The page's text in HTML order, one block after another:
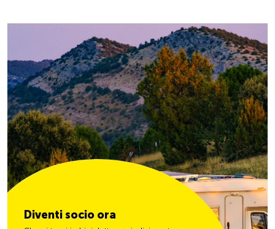
Diventi socio ora